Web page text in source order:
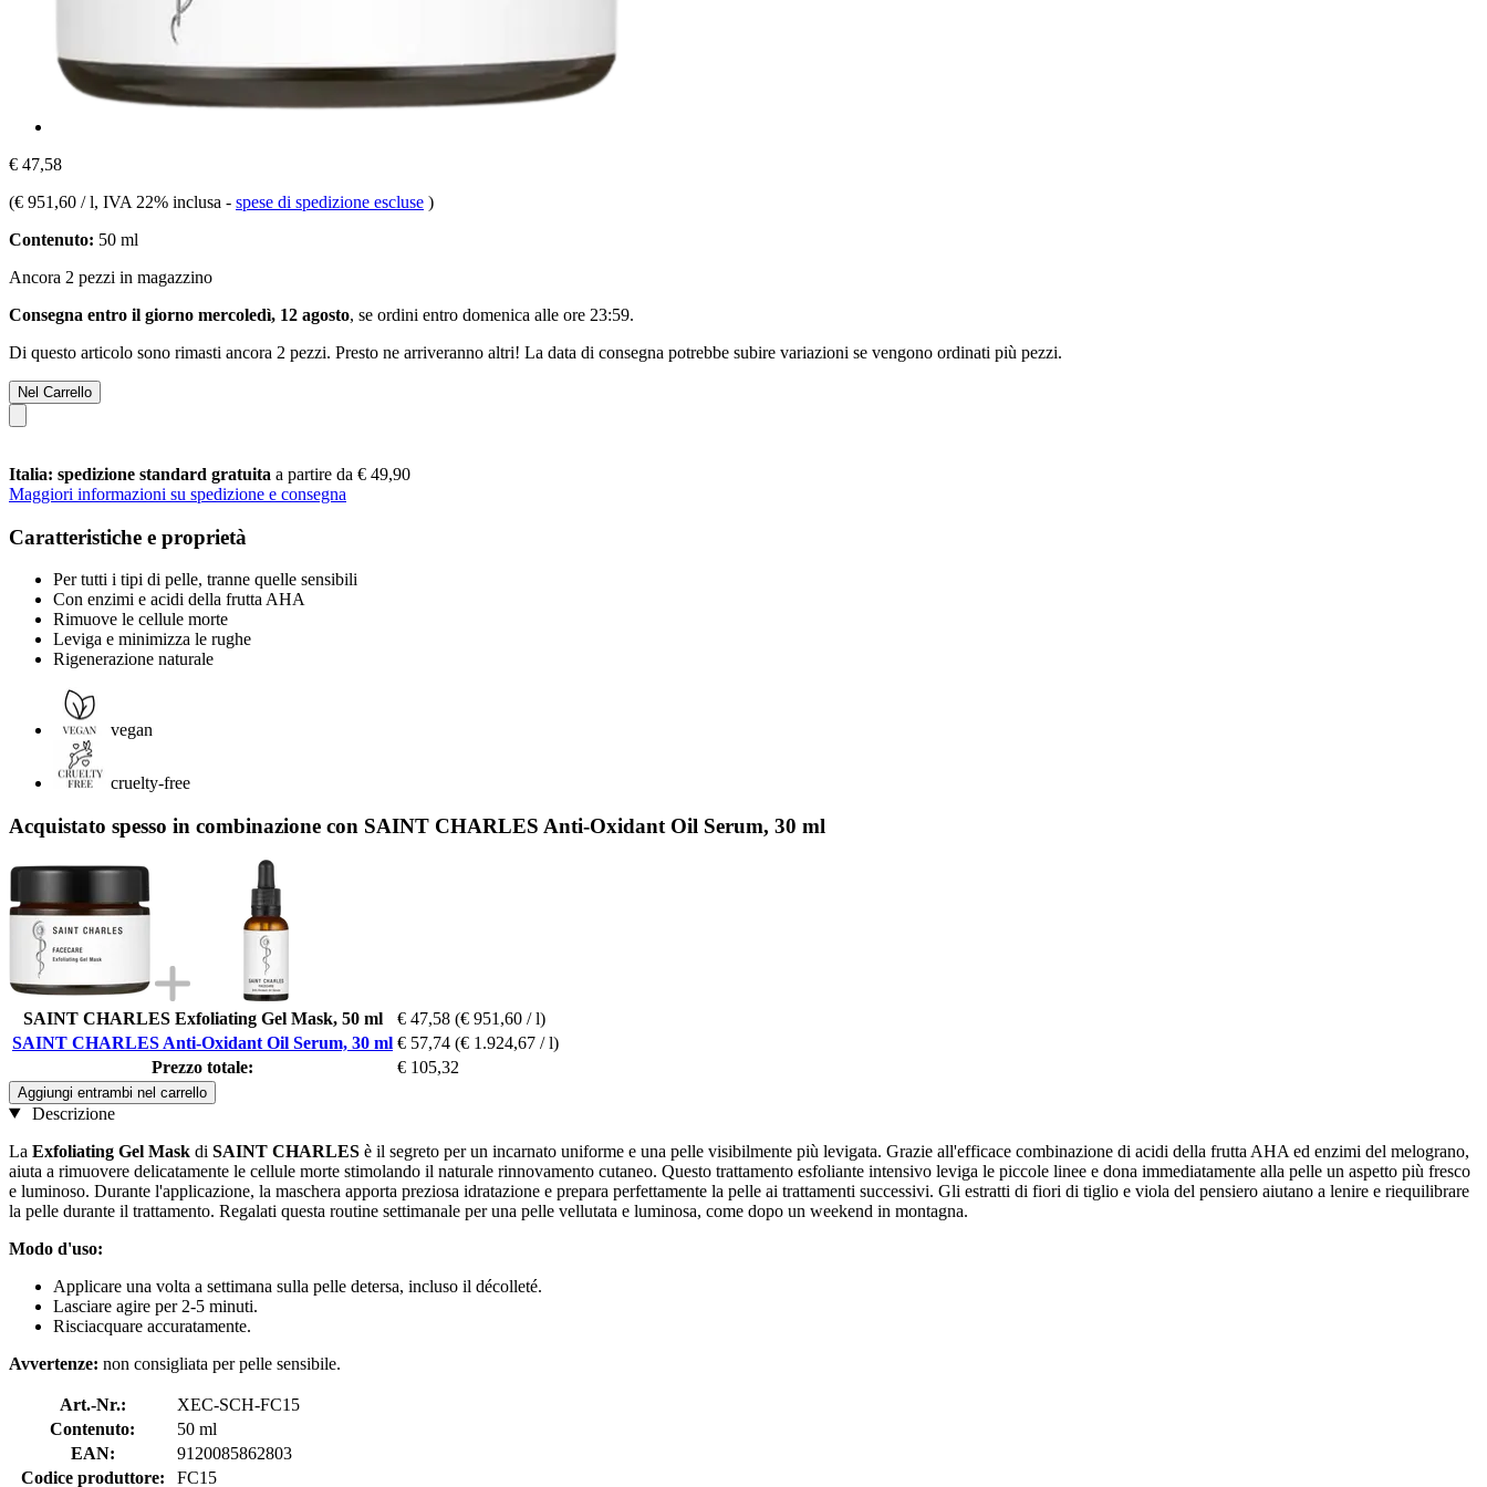
€ 47,58
(€ 951,60 / l, IVA 22% inclusa - spese di spedizione escluse )
Contenuto: 50 ml
Ancora 2 pezzi in magazzino
Consegna entro il giorno mercoledì, 12 agosto, se ordini entro domenica alle ore 23:59.
Di questo articolo sono rimasti ancora 2 pezzi. Presto ne arriveranno altri! La data di consegna potrebbe subire variazioni se vengono ordinati più pezzi.
Nel Carrello
Italia: spedizione standard gratuita a partire da € 49,90
Maggiori informazioni su spedizione e consegna
Caratteristiche e proprietà
Per tutti i tipi di pelle, tranne quelle sensibili
Con enzimi e acidi della frutta AHA
Rimuove le cellule morte
Leviga e minimizza le rughe
Rigenerazione naturale
vegan
cruelty-free
Acquistato spesso in combinazione con SAINT CHARLES Anti-Oxidant Oil Serum, 30 ml
SAINT CHARLES Exfoliating Gel Mask, 50 ml € 47,58 (€ 951,60 / l)
SAINT CHARLES Anti-Oxidant Oil Serum, 30 ml € 57,74 (€ 1.924,67 / l)
Prezzo totale:
€ 105,32
Aggiungi entrambi nel carrello
Descrizione
La Exfoliating Gel Mask di SAINT CHARLES è il segreto per un incarnato uniforme e una pelle visibilmente più levigata. Grazie all'efficace combinazione di acidi della frutta AHA ed enzimi del melograno,
aiuta a rimuovere delicatamente le cellule morte stimolando il naturale rinnovamento cutaneo. Questo trattamento esfoliante intensivo leviga le piccole linee e dona immediatamente alla pelle un aspetto più fresco
e luminoso. Durante l'applicazione, la maschera apporta preziosa idratazione e prepara perfettamente la pelle ai trattamenti successivi. Gli estratti di fiori di tiglio e viola del pensiero aiutano a lenire e riequilibrare
la pelle durante il trattamento. Regalati questa routine settimanale per una pelle vellutata e luminosa, come dopo un weekend in montagna.
Modo d'uso:
Applicare una volta a settimana sulla pelle detersa, incluso il décolleté.
Lasciare agire per 2-5 minuti.
Risciacquare accuratamente.
Avvertenze: non consigliata per pelle sensibile.
Art.-Nr.:
XEC-SCH-FC15
Contenuto:
50 ml
EAN:
9120085862803
Codice produttore:
FC15